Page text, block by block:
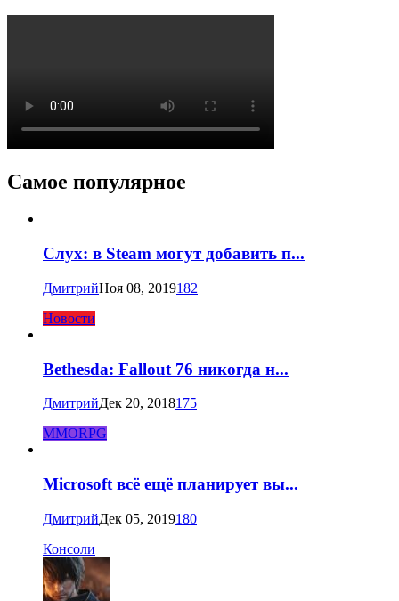
Самое популярное
Слух: в Steam могут добавить п...
ДмитрийНоя 08, 2019182
Новости
Bethesda: Fallout 76 никогда н...
ДмитрийДек 20, 2018175
MMORPG
Microsoft всё ещё планирует вы...
ДмитрийДек 05, 2019180
Консоли